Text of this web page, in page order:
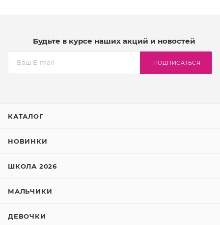
Будьте в курсе наших акций и новостей
ПОДПИСАТЬСЯ
КАТАЛОГ
НОВИНКИ
ШКОЛА 2026
МАЛЬЧИКИ
ДЕВОЧКИ